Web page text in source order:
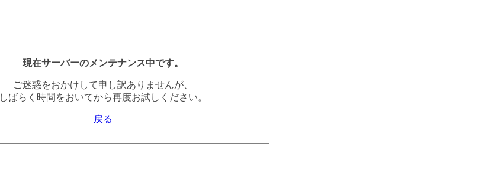
現在サーバーのメンテナンス中です。
ご迷惑をおかけして申し訳ありませんが、
しばらく時間をおいてから再度お試しください。
戻る